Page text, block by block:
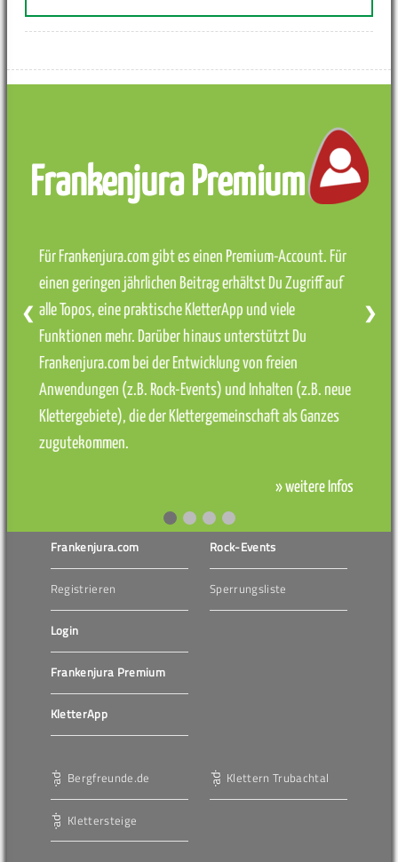
Frankenjura Premium
Für Frankenjura.com gibt es einen Premium-Account. Für
einen geringen jährlichen Beitrag erhältst Du Zugriff auf
alle Topos, eine praktische KletterApp und viele
Funktionen mehr. Darüber hinaus unterstützt Du
Frankenjura.com bei der Entwicklung von freien
Anwendungen (z.B. Rock-Events) und Inhalten (z.B. neue
Klettergebiete), die der Klettergemeinschaft als Ganzes
zugutekommen.
» weitere Infos
❮ ❯
Frankenjura.com
Registrieren
Login
Frankenjura Premium
KletterApp
Rock-Events
Sperrungsliste
Bergfreunde.de
Klettersteige
Klettern Trubachtal